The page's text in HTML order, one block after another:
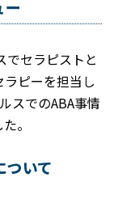
でセラピストと
ピーを担当し
スでのABA事情
。
ついて